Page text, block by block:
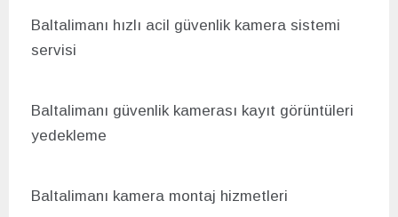
Baltalimanı hızlı acil güvenlik kamera sistemi
servisi
Baltalimanı güvenlik kamerası kayıt görüntüleri
yedekleme
Baltalimanı kamera montaj hizmetleri